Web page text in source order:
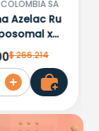
COLOMBIA SA
Azelac Ru
x
$266.214